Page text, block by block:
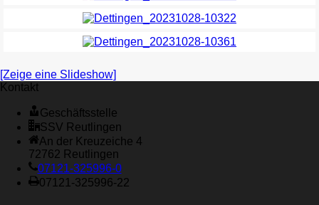
[Zeige eine Slideshow]
Kontakt
Geschäftsstelle
SSV Reutlingen
An der Kreuzeiche 4
72762 Reutlingen
07121-325996-0
07121-325996-22